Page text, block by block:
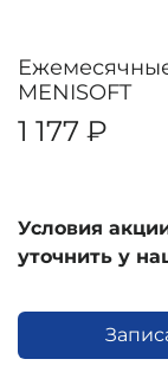
MENISOFT
1 177 ₽
Условия
уточнить у